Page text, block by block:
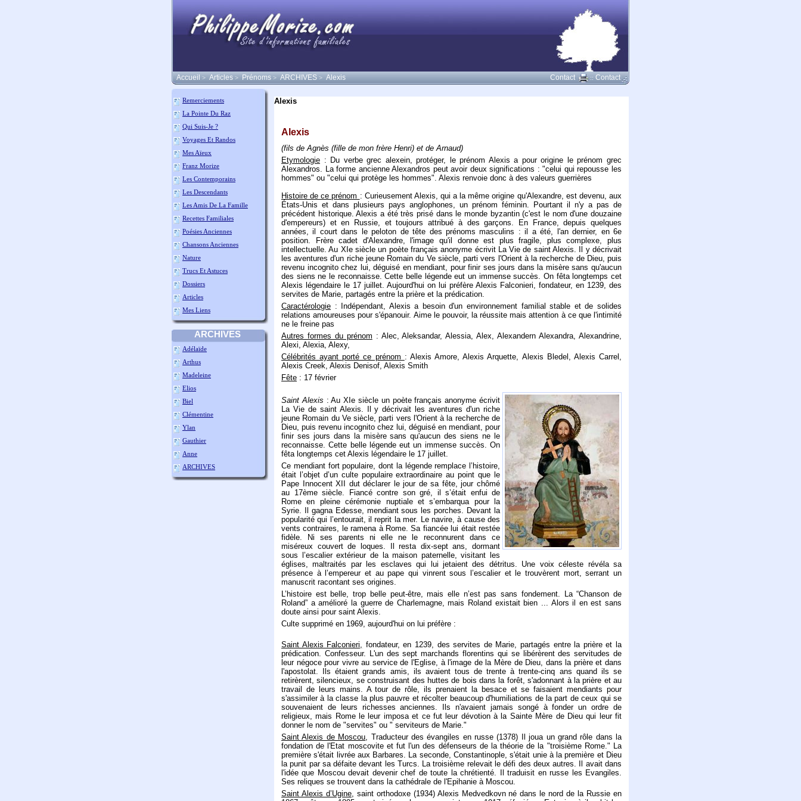
Contact :: Contact
Accueil > Articles > Prénoms > ARCHIVES > Alexis
Remerciements
La Pointe Du Raz
Qui Suis-Je ?
Voyages Et Randos
Mes Aïeux
Franz Morize
Les Contemporains
Les Descendants
Les Amis De La Famille
Recettes Familiales
Poésies Anciennes
Chansons Anciennes
Nature
Trucs Et Astuces
Dossiers
Articles
Mes Liens
ARCHIVES
Adélaïde
Arthus
Madeleine
Elios
Biel
Clémentine
Ylan
Gauthier
Anne
ARCHIVES
Alexis
Alexis
(fils de Agnès (fille de mon frère Henri) et de Arnaud)
Etymologie : Du verbe grec alexein, protéger, le prénom Alexis a pour origine le prénom grec
Alexandros. La forme ancienne Alexandros peut avoir deux significations : "celui qui repousse les
hommes" ou "celui qui protège les hommes". Alexis renvoie donc à des valeurs guerrières
Histoire de ce prénom : Curieusement Alexis, qui a la même origine qu'Alexandre, est devenu, aux
États-Unis et dans plusieurs pays anglophones, un prénom féminin. Pourtant il n'y a pas de
précédent historique. Alexis a été très prisé dans le monde byzantin (c'est le nom d'une douzaine
d'empereurs) et en Russie, et toujours attribué à des garçons. En France, depuis quelques
années, il court dans le peloton de tête des prénoms masculins : il a été, l'an dernier, en 6e
position. Frère cadet d'Alexandre, l'image qu'il donne est plus fragile, plus complexe, plus
intellectuelle. Au XIe siècle un poète français anonyme écrivit La Vie de saint Alexis. Il y décrivait
les aventures d'un riche jeune Romain du Ve siècle, parti vers l'Orient à la recherche de Dieu, puis
revenu incognito chez lui, déguisé en mendiant, pour finir ses jours dans la misère sans qu'aucun
des siens ne le reconnaisse. Cette belle légende eut un immense succès. On fêta longtemps cet
Alexis légendaire le 17 juillet. Aujourd'hui on lui préfère Alexis Falconieri, fondateur, en 1239, des
servites de Marie, partagés entre la prière et la prédication.
Caractérologie : Indépendant, Alexis a besoin d'un environnement familial stable et de solides
relations amoureuses pour s'épanouir. Aime le pouvoir, la réussite mais attention à ce que l'intimité
ne le freine pas
Autres formes du prénom : Alec, Aleksandar, Alessia, Alex, Alexandern Alexandra, Alexandrine,
Alexi, Alexia, Alexy,
Célébrités ayant porté ce prénom : Alexis Amore, Alexis Arquette, Alexis Bledel, Alexis Carrel,
Alexis Creek, Alexis Denisof, Alexis Smith
Fête : 17 février
Saint Alexis : Au XIe siècle un poète français anonyme écrivit
La Vie de saint Alexis. Il y décrivait les aventures d'un riche
jeune Romain du Ve siècle, parti vers l'Orient à la recherche de
Dieu, puis revenu incognito chez lui, déguisé en mendiant, pour
finir ses jours dans la misère sans qu'aucun des siens ne le
reconnaisse. Cette belle légende eut un immense succès. On
fêta longtemps cet Alexis légendaire le 17 juillet.
Ce mendiant fort populaire, dont la légende remplace l’histoire,
était l’objet d’un culte populaire extraordinaire au point que le
Pape Innocent XII dut déclarer le jour de sa fête, jour chômé
au 17ème siècle. Fiancé contre son gré, il s’était enfui de
Rome en pleine cérémonie nuptiale et s’embarqua pour la
Syrie. Il gagna Edesse, mendiant sous les porches. Devant la
popularité qui l’entourait, il reprit la mer. Le navire, à cause des
vents contraires, le ramena à Rome. Sa fiancée lui était restée
fidèle. Ni ses parents ni elle ne le reconnurent dans ce
miséreux couvert de loques. Il resta dix-sept ans, dormant
sous l’escalier extérieur de la maison paternelle, visitant les
églises, maltraités par les esclaves qui lui jetaient des détritus. Une voix céleste révéla sa
présence à l’empereur et au pape qui vinrent sous l’escalier et le trouvèrent mort, serrant un
manuscrit racontant ses origines.
L’histoire est belle, trop belle peut-être, mais elle n’est pas sans fondement. La “Chanson de
Roland” a amélioré la guerre de Charlemagne, mais Roland existait bien ... Alors il en est sans
doute ainsi pour saint Alexis.
Culte supprimé en 1969, aujourd'hui on lui préfère :
Saint Alexis Falconieri, fondateur, en 1239, des servites de Marie, partagés entre la prière et la
prédication. Confesseur. L'un des sept marchands florentins qui se libérèrent des servitudes de
leur négoce pour vivre au service de l'Eglise, à l'image de la Mère de Dieu, dans la prière et dans
l'apostolat. Ils étaient grands amis, ils avaient tous de trente à trente-cinq ans quand ils se
retirèrent, silencieux, se construisant des huttes de bois dans la forêt, s'adonnant à la prière et au
travail de leurs mains. A tour de rôle, ils prenaient la besace et se faisaient mendiants pour
s'assimiler à la classe la plus pauvre et récolter beaucoup d'humiliations de la part de ceux qui se
souvenaient de leurs richesses anciennes. Ils n'avaient jamais songé à fonder un ordre de
religieux, mais Rome le leur imposa et ce fut leur dévotion à la Sainte Mère de Dieu qui leur fit
donner le nom de "servites" ou " serviteurs de Marie."
Saint Alexis de Moscou, Traducteur des évangiles en russe (1378) Il joua un grand rôle dans la
fondation de l'Etat moscovite et fut l'un des défenseurs de la théorie de la "troisième Rome." La
première s'était livrée aux Barbares. La seconde, Constantinople, s'était unie à la première et Dieu
la punit par sa défaite devant les Turcs. La troisième relevait le défi des deux autres. Il avait dans
l'idée que Moscou devait devenir chef de toute la chrétienté. Il traduisit en russe les Evangiles.
Ses reliques se trouvent dans la cathédrale de l'Epihanie à Moscou.
Saint Alexis d’Ugine, saint orthodoxe (1934) Alexis Medvedkovn né dans le nord de la Russie en